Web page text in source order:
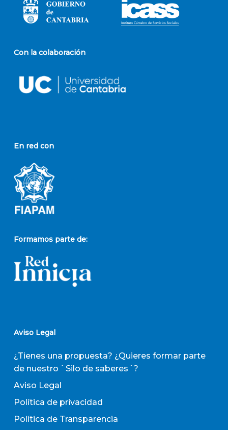
Con la colaboración
En red con
Formamos parte de:
Aviso Legal
¿Tienes una propuesta? ¿Quieres formar parte
de nuestro `Silo de saberes´?
Aviso Legal
Política de privacidad
Política de Transparencia